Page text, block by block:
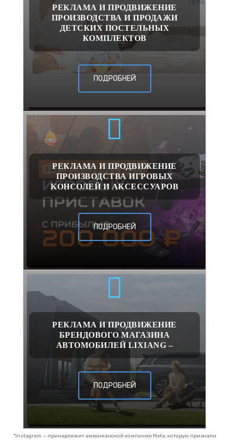
РЕКЛАМА И ПРОДВИЖЕНИЕ
ПРОИЗВОДСТВА И ПРОДАЖИ
ДЕТСКИХ ПОСТЕЛЬНЫХ
КОМПЛЕКТОВ
ПОДРОБНЕЙ
РЕКЛАМА И ПРОДВИЖЕНИЕ
ПРОИЗВОДСТВА ИГРОВЫХ
КОНСОЛЕЙ И АКСЕССУАРОВ
ПОДРОБНЕЙ
РЕКЛАМА И ПРОДВИЖЕНИЕ
БРЕНДОВОГО МАГАЗИНА
АВТОМОБИЛЕЙ LIXIANG –
ПОДРОБНЕЙ
*Instagram — принадлежит американской компании Meta, которую признали